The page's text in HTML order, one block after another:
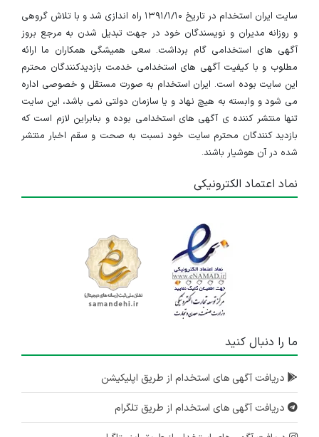
سایت ایران استخدام در تاریخ ۱۳۹۱/۱/۱۰ راه اندازی شد و با تلاش گروهی
و روزانه مدیران و نویسندگان خود در جهت تبدیل شدن به مرجع بروز
آگهی های استخدامی گام برداشت. سعی همیشگی همکاران ما ارائه
مطلوب و با کیفیت آگهی های استخدامی خدمت بازدیدکنندگان محترم
این سایت بوده است. ایران استخدام به صورت مستقل و خصوصی اداره
می شود و وابسته به هیچ نهاد و یا سازمان دولتی نمی باشد، این سایت
تنها منتشر کننده ی آگهی های استخدامی بوده و بنابراین لازم است که
بازدید کنندگان محترم سایت خود نسبت به صحت و سقم اخبار منتشر
شده در آن هوشیار باشند.
نماد اعتماد الکترونیکی
ما را دنبال کنید
دریافت آگهی های استخدام از طریق اپلیکیشن
دریافت آگهی های استخدام از طریق تلگرام